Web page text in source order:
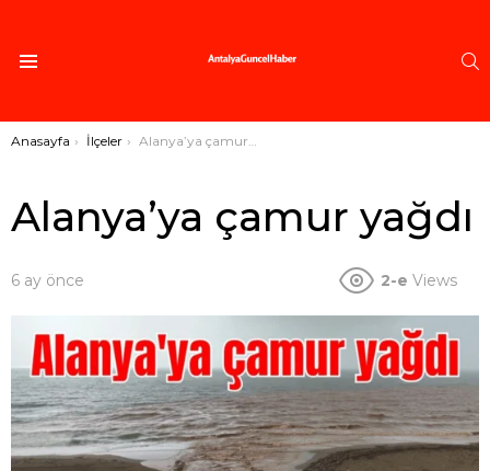
Buradasınız:
Anasayfa İlçeler Alanya’ya çamur yağdı
Alanya’ya çamur yağdı
6 ay önce 2-e Views